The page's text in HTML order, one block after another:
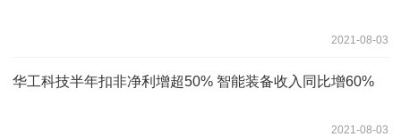
2021-08-03
华工科技半年扣非净利增超50% 智能装备收入同比增60%
2021-08-03